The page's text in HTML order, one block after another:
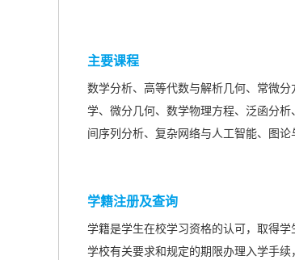
主要课程
数学分析、高等代数与解析几何、常微
学、微分几何、数学物理方程、泛函分
间序列分析、复杂网络与人工智能、图
学籍注册及查询
学籍是学生在校学习资格的认可，取得
学校有关要求和规定的期限办理入学手